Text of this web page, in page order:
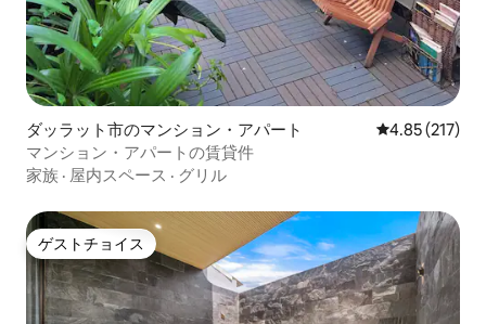
ダッラット市のマンション・アパート レビュー217
4.85 (217)
マンション・アパートの賃貸件
家族 · 屋内スペース · グリル
ゲストチョイス
ゲストチョイス